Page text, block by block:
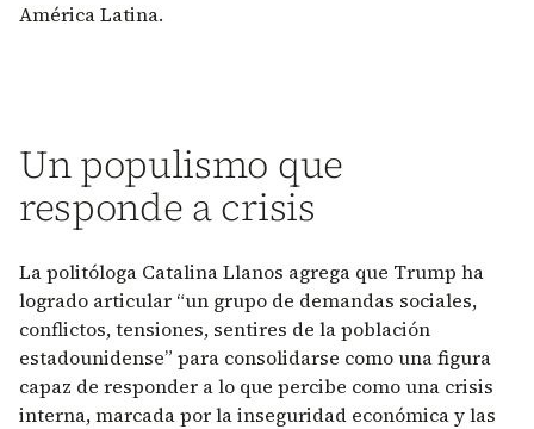
América Latina.
Un populismo que
responde a crisis
La politóloga Catalina Llanos agrega que Trump ha
logrado articular “un grupo de demandas sociales,
conflictos, tensiones, sentires de la población
estadounidense” para consolidarse como una figura
capaz de responder a lo que percibe como una crisis
interna, marcada por la inseguridad económica y las